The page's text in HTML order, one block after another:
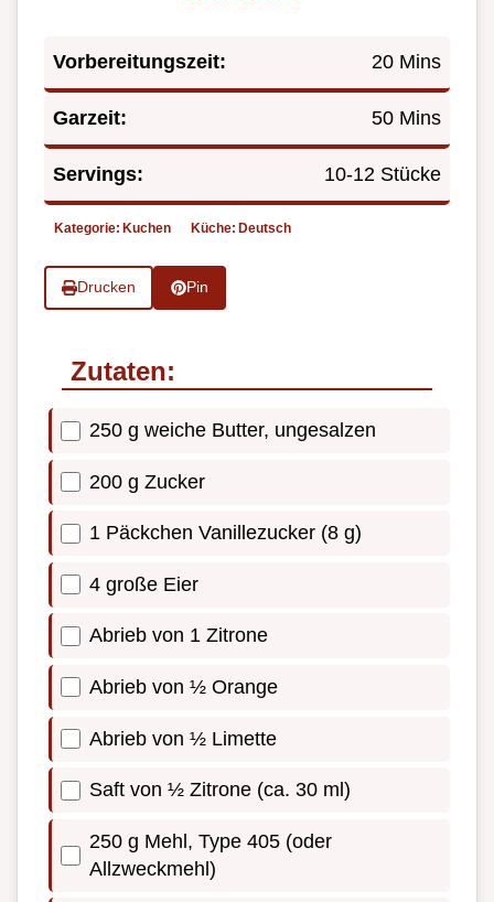
Vorbereitungszeit: 20 Mins
Garzeit: 50 Mins
Servings: 10-12 Stücke
Kategorie: Kuchen Küche: Deutsch
Drucken Pin
Zutaten:
250 g weiche Butter, ungesalzen
200 g Zucker
1 Päckchen Vanillezucker (8 g)
4 große Eier
Abrieb von 1 Zitrone
Abrieb von ½ Orange
Abrieb von ½ Limette
Saft von ½ Zitrone (ca. 30 ml)
250 g Mehl, Type 405 (oder
Allzweckmehl)